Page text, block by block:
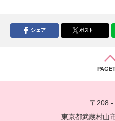
シェア ポスト
〒208 -
東京都武蔵村山